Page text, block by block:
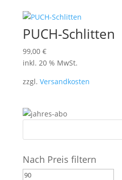
PUCH-Schlitten
99,00 €
inkl. 20 % MwSt.
zzgl. Versandkosten
Nach Preis filtern
Min.